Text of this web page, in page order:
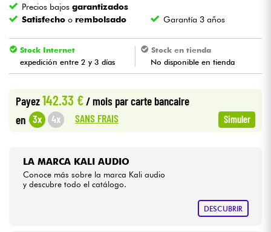
Vientos
Violines y cuarteto
Cables & Acces.
Bundle
Precios bajosgarantizados
Satisfecho o rembolsado Garantía 3 años
Stock Internet
expedición entre 2 y 3 días
Stock en tienda
No disponible en tienda
Payez142.33 €/ mois par carte bancaire
en 3x 4x SANS FRAIS Simuler
LA MARCA KALI AUDIO
Conoce más sobre la marca Kali audio
y descubre todo el catálogo.
DESCUBRIR